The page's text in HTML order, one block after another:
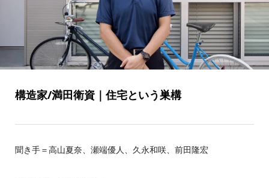
構造家/満田衛資｜住宅という巣構
聞き手＝高山夏奈、瀬端優人、久永和咲、前田隆宏